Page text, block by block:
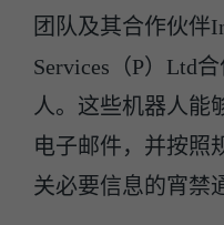
团队及其合作伙伴
Services（P）Ltd
人。这些机器人能
电子邮件，并按照
关必要信息的宵禁